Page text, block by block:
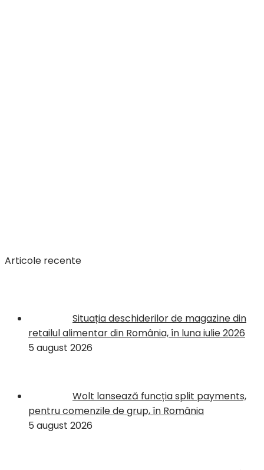
Articole recente
Situația deschiderilor de magazine din
retailul alimentar din România, în luna iulie 2026
5 august 2026
Wolt lansează funcția split payments,
pentru comenzile de grup, în România
5 august 2026